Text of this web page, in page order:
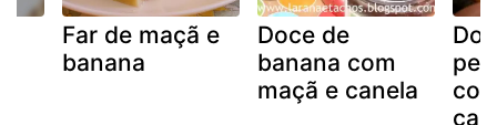
Far de maçã e
banana
Doce de
banana com
maçã e canela